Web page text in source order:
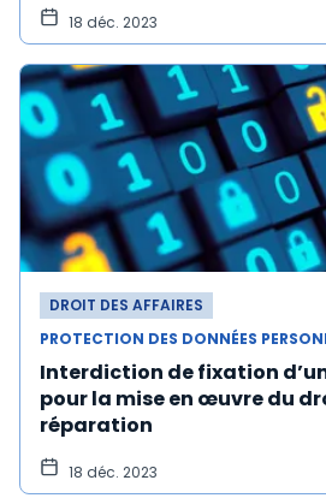
18 déc. 2023
DROIT DES AFFAIRES
Interdiction de fixation
pour la mise en œuvre du
réparation
18 déc. 2023